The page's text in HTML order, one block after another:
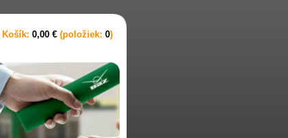
Košík: 0,00 € (položiek: 0)